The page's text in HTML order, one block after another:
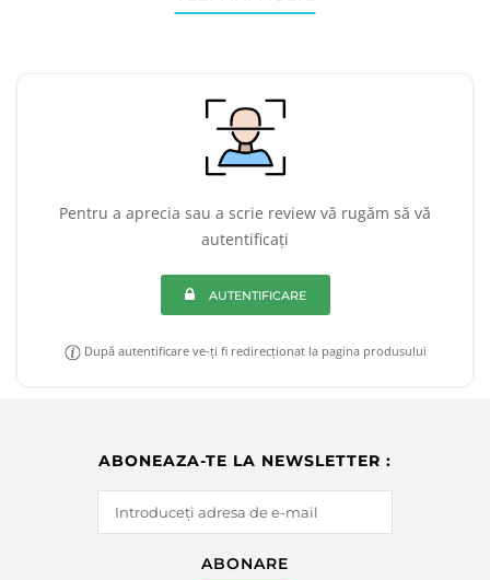
Pentru a aprecia sau a scrie review vă rugăm să vă
autentificați
AUTENTIFICARE
După autentificare ve-ți fi redirecționat la pagina produsului
ABONEAZA-TE LA NEWSLETTER :
ABONARE